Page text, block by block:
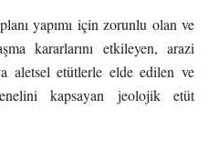
yapımı için zorunlu olan ve
kararlarını etkileyen, arazi
aletsel etütlerle elde edilen ve
kapsayan jeolojik etüt